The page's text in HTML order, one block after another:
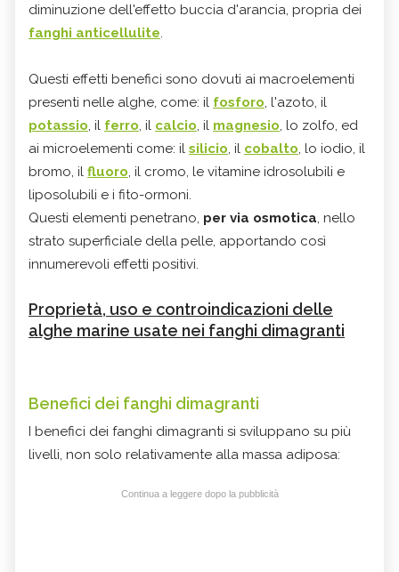
diminuzione dell'effetto buccia d'arancia, propria dei
fanghi anticellulite.
Questi effetti benefici sono dovuti ai macroelementi
presenti nelle alghe, come: il fosforo, l'azoto, il
potassio, il ferro, il calcio, il magnesio, lo zolfo, ed
ai microelementi come: il silicio, il cobalto, lo iodio, il
bromo, il fluoro, il cromo, le vitamine idrosolubili e
liposolubili e i fito-ormoni.
Questi elementi penetrano, per via osmotica, nello
strato superficiale della pelle, apportando così
innumerevoli effetti positivi.
Proprietà, uso e controindicazioni delle
alghe marine usate nei fanghi dimagranti
Benefici dei fanghi dimagranti
I benefici dei fanghi dimagranti si sviluppano su più
livelli, non solo relativamente alla massa adiposa:
Continua a leggere dopo la pubblicità